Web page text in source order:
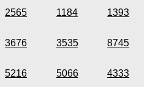
2565 1184 1393
3676 3535 8745
5216 5066 4333